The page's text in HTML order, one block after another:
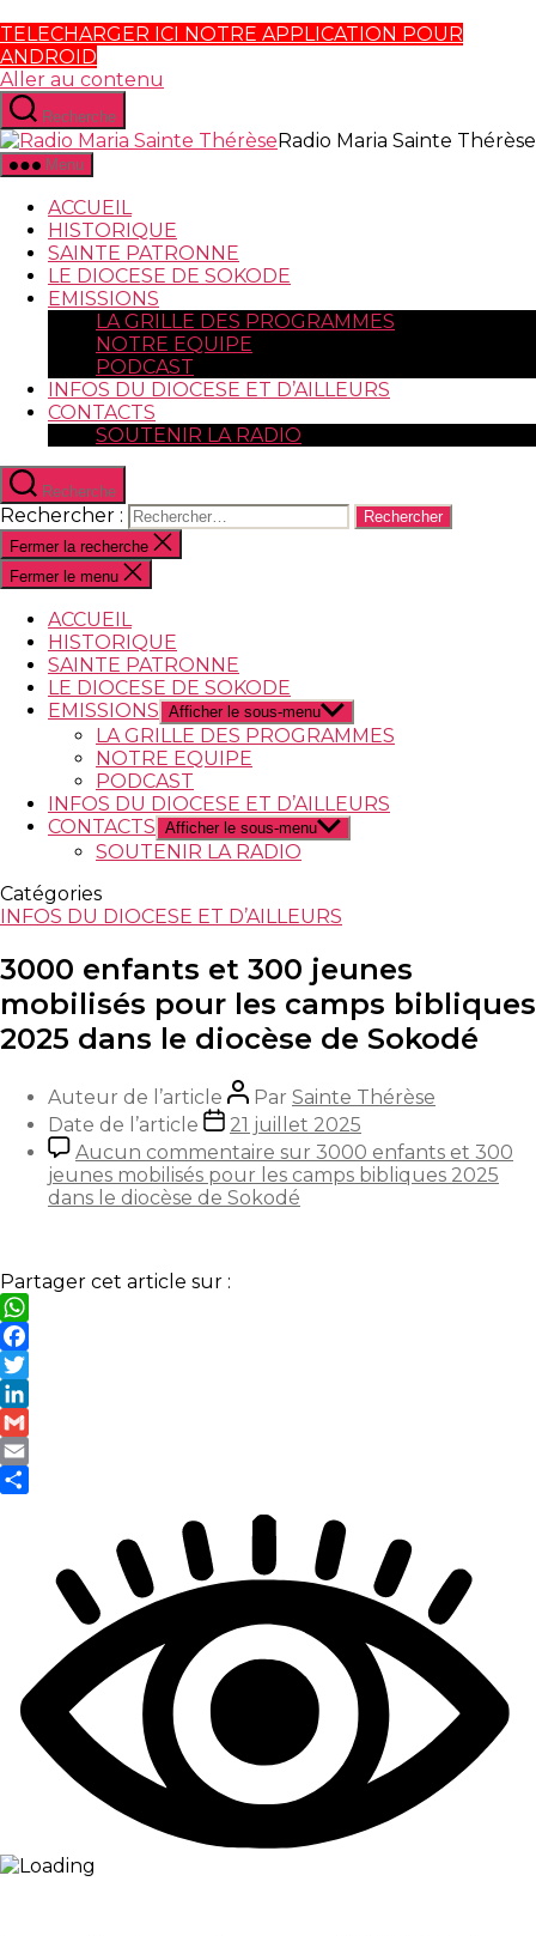
TELECHARGER ICI NOTRE APPLICATION POUR
ANDROID
Aller au contenu
Recherche
Radio Maria Sainte Thérèse
Menu
ACCUEIL
HISTORIQUE
SAINTE PATRONNE
LE DIOCESE DE SOKODE
EMISSIONS
LA GRILLE DES PROGRAMMES
NOTRE EQUIPE
PODCAST
INFOS DU DIOCESE ET D’AILLEURS
CONTACTS
SOUTENIR LA RADIO
Recherche
Rechercher :
Fermer la recherche
Fermer le menu
ACCUEIL
HISTORIQUE
SAINTE PATRONNE
LE DIOCESE DE SOKODE
EMISSIONS Afficher le sous-menu
LA GRILLE DES PROGRAMMES
NOTRE EQUIPE
PODCAST
INFOS DU DIOCESE ET D’AILLEURS
CONTACTS Afficher le sous-menu
SOUTENIR LA RADIO
Catégories
INFOS DU DIOCESE ET D’AILLEURS
3000 enfants et 300 jeunes
mobilisés pour les camps bibliques
2025 dans le diocèse de Sokodé
Auteur de l’article Par Sainte Thérèse
Date de l’article
21 juillet 2025
Aucun commentaire sur 3000 enfants et 300
jeunes mobilisés pour les camps bibliques 2025
dans le diocèse de Sokodé
Partager cet article sur :
WhatsApp
Facebook
Twitter
LinkedIn
Gmail
Email